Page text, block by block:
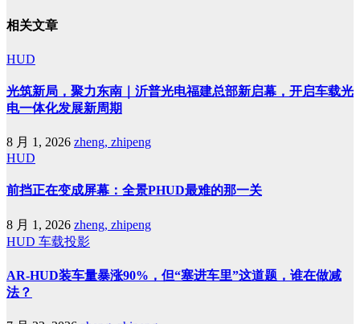
相关文章
HUD
光筑新局，聚力东南｜沂普光电福建总部新启幕，开启车载光
电一体化发展新周期
8 月 1, 2026 zheng, zhipeng
HUD
前挡正在变成屏幕：全景PHUD最难的那一关
8 月 1, 2026 zheng, zhipeng
HUD 车载投影
AR-HUD装车量暴涨90%，但“塞进车里”这道题，谁在做减
法？